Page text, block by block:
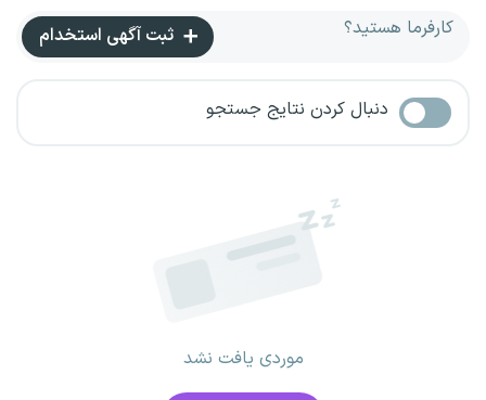
کارفرما هستید؟ ثبت آگهی استخدام
دنبال کردن نتایج جستجو
موردی یافت نشد